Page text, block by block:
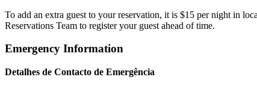
To add an extra guest to your reservation, it is $15 per night in
Reservations Team to register your guest ahead of time.
Emergency Information
Detalhes de Contacto de Emergência